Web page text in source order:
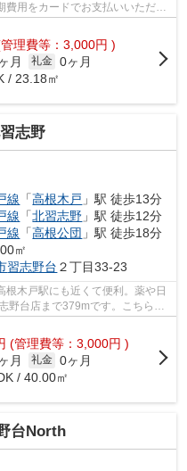
費用をカードでお支払いいただけ
理費等：3,000円 )
月 礼金 0ヶ月
/ 23.18㎡
志野
線 「高根木戸 」駅 徒歩13分
線 「北習志野 」駅 徒歩12分
線 「高根公団 」駅 徒歩18分
㎡
習志野台 ２丁目33-23
木戸駅にも近くて便利。薬や日
野台店まで379mです。こちらは
(管理費等：3,000円 )
月 礼金 0ヶ月
/ 40.00㎡
台North